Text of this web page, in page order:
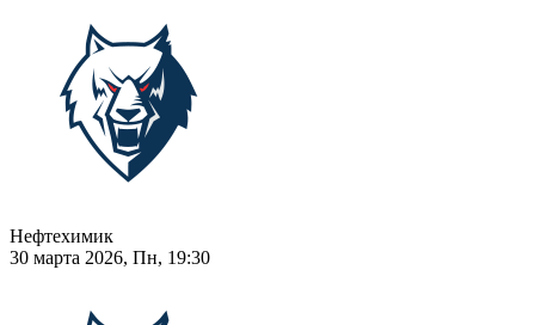
Нефтехимик
30 марта 2026, Пн, 19:30